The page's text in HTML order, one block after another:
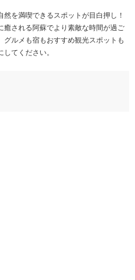
を満喫できるスポットが目白押し！
癒される阿蘇でより素敵な時間が過ご
ルメも宿もおすすめ観光スポットも
てください。